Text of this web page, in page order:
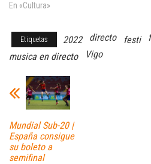
En «Cultura»
Etiquetas 2022 directo festi
musica en directo
Vigo
Mundial Sub-20 |
España consigue
su boleto a
semifinal